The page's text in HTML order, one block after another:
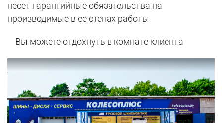
несет гарантийные обязательства на
производимые в ее стенах работы
Вы можете отдохнуть в комнате клиента